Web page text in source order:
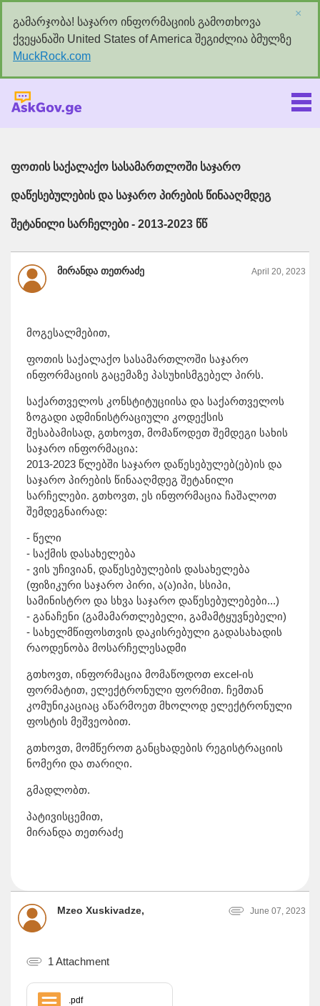
გამარჯობა! საჯარო ინფორმაციის გამოთხოვა
ქვეყანაში United States of America შეგიძლია ბმულზე
MuckRock.com
×
ფოთის საქალაქო სასამართლოში საჯარო
დაწესებულების და საჯარო პირების წინააღმდეგ
შეტანილი სარჩელები - 2013-2023 წწ
მირანდა თეთრაძე April 20, 2023
მოგესალმებით,
ფოთის საქალაქო სასამართლოში საჯარო
ინფორმაციის გაცემაზე პასუხისმგებელ პირს.
საქართველოს კონსტიტუციისა და საქართველოს
ზოგადი ადმინისტრაციული კოდექსის
შესაბამისად, გთხოვთ, მომაწოდეთ შემდეგი სახის
საჯარო ინფორმაცია:
2013-2023 წლებში საჯარო დაწესებულებ(ებ)ის და
საჯარო პირების წინააღმდეგ შეტანილი
სარჩელები. გთხოვთ, ეს ინფორმაცია ჩაშალოთ
შემდეგნაირად:
- წელი
- საქმის დასახელება
- ვის უჩივიან, დაწესებულების დასახელება
(ფიზიკური საჯარო პირი, ა(ა)იპი, სსიპი,
სამინისტრო და სხვა საჯარო დაწესებულებები...)
- განაჩენი (გამამართლებელი, გამამტყუვნებელი)
- სახელმწიფოსთვის დაკისრებული გადასახადის
რაოდენობა მოსარჩელესადმი
გთხოვთ, ინფორმაცია მომაწოდოთ excel-ის
ფორმატით, ელექტრონული ფორმით. ჩემთან
კომუნიკაციაც აწარმოეთ მხოლოდ ელექტრონული
ფოსტის მეშვეობით.
გთხოვთ, მომწეროთ განცხადების რეგისტრაციის
ნომერი და თარიღი.
გმადლობთ.
პატივისცემით,
მირანდა თეთრაძე
Mzeo Xuskivadze, June 07, 2023
1 Attachment
.pdf